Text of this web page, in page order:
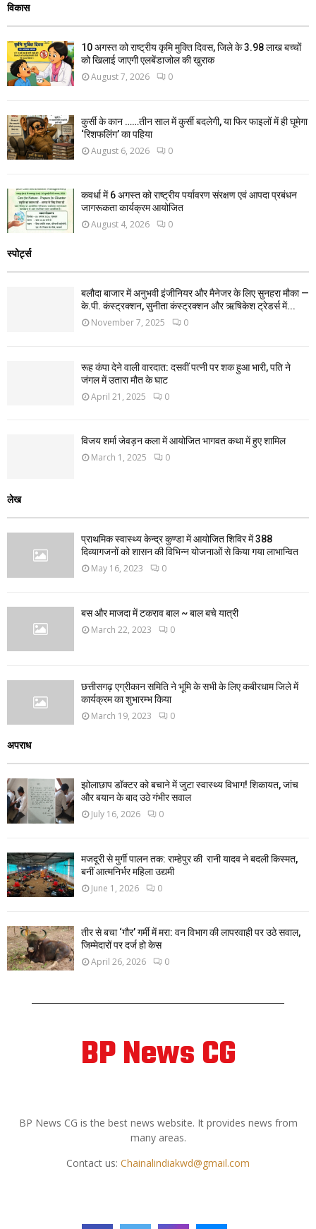
विकास
10 अगस्त को राष्ट्रीय कृमि मुक्ति दिवस, जिले के 3.98 लाख बच्चों
को खिलाई जाएगी एलबेंडाजोल की खुराक
August 7, 2026 0
कुर्सी के कान ……तीन साल में कुर्सी बदलेगी, या फिर फाइलों में ही घूमेगा
‘रिशफलिंग’ का पहिया
August 6, 2026 0
कवर्धा में 6 अगस्त को राष्ट्रीय पर्यावरण संरक्षण एवं आपदा प्रबंधन
जागरूकता कार्यक्रम आयोजित
August 4, 2026 0
स्पोर्ट्स
बलौदा बाजार में अनुभवी इंजीनियर और मैनेजर के लिए सुनहरा मौका —
के.पी. कंस्ट्रक्शन, सुनीता कंस्ट्रक्शन और ऋषिकेश ट्रेडर्स में...
November 7, 2025 0
रूह कंपा देने वाली वारदात: दसवीं पत्नी पर शक हुआ भारी, पति ने
जंगल में उतारा मौत के घाट
April 21, 2025 0
विजय शर्मा जेवड़न कला में आयोजित भागवत कथा में हुए शामिल
March 1, 2025 0
लेख
प्राथमिक स्वास्थ्य केन्द्र कुण्डा में आयोजित शिविर में 388
दिव्यागजनों को शासन की विभिन्न योजनाओं से किया गया लाभान्वित
May 16, 2023 0
बस और माजदा में टकराव बाल ~ बाल बचे यात्री
March 22, 2023 0
छत्तीसगढ़ एग्रीकान समिति ने भूमि के सभी के लिए कबीरधाम जिले में
कार्यक्रम का शुभारम्भ किया
March 19, 2023 0
अपराध
झोलाछाप डॉक्टर को बचाने में जुटा स्वास्थ्य विभाग! शिकायत, जांच
और बयान के बाद उठे गंभीर सवाल
July 16, 2026 0
मजदूरी से मुर्गी पालन तक: राम्हेपुर की रानी यादव ने बदली किस्मत,
बनीं आत्मनिर्भर महिला उद्यमी
June 1, 2026 0
तीर से बचा ‘गौर’ गर्मी में मरा: वन विभाग की लापरवाही पर उठे सवाल,
जिम्मेदारों पर दर्ज हो केस
April 26, 2026 0
BP News CG
BP News CG is the best news website. It provides news from
many areas.
Contact us: Chainalindiakwd@gmail.com